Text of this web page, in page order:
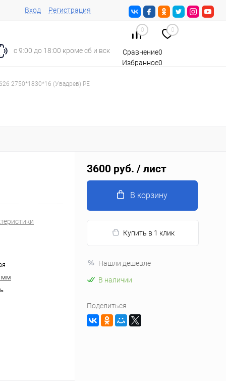
Вход Регистрация
с 9:00 до 18:00 кроме сб и вск
0 0
Сравнение0
Избранное0
2750*1830*16 (Увадрев) PE
мм
3600 руб. / лист
В корзину
Купить в 1 клик
Нашли дешевле
В наличии
Поделиться